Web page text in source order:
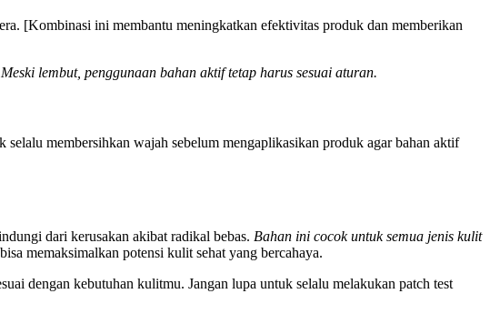
[Kombinasi ini membantu meningkatkan efektivitas produk dan memberikan
Meski lembut, penggunaan bahan aktif tetap harus sesuai aturan.
membersihkan wajah sebelum mengaplikasikan produk agar bahan aktif
dari kerusakan akibat radikal bebas. Bahan ini cocok untuk semua jenis kulit
memaksimalkan potensi kulit sehat yang bercahaya.
dengan kebutuhan kulitmu. Jangan lupa untuk selalu melakukan patch test